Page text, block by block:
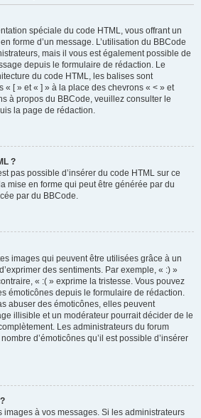
spéciale du code HTML, vous offrant un
forme d’un message. L’utilisation du BBCode
mais il vous est également possible de
depuis le formulaire de rédaction. Le
du code HTML, les balises sont
« [ » et « ] » à la place des chevrons « < » et
à propos du BBCode, veuillez consulter le
la page de rédaction.
?
pas possible d’insérer du code HTML sur ce
mise en forme qui peut être générée par du
par du BBCode.
images qui peuvent être utilisées grâce à un
des sentiments. Par exemple, « :) »
« :( » exprime la tristesse. Vous pouvez
émoticônes depuis le formulaire de rédaction.
abuser des émoticônes, elles peuvent
illisible et un modérateur pourrait décider de le
Les administrateurs du forum
d’émoticônes qu’il est possible d’insérer
images à vos messages. Si les administrateurs